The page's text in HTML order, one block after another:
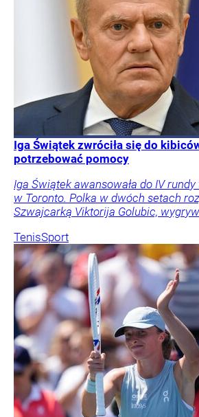
Iga Świątek zwróciła się do
potrzebować pomocy
Iga Świątek awansowała do IV
w Toronto. Polka w dwóch setach
Szwajcarką Viktorija Golubic,
TenisSport